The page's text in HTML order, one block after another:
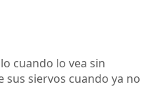
cuando lo vea sin
siervos cuando ya no